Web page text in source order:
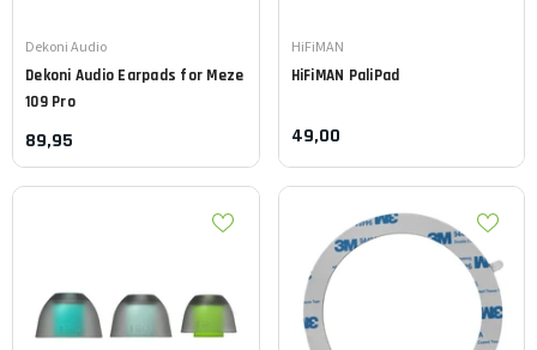
Leverancier:
Dekoni Audio
Dekoni Audio Earpads for Meze
109 Pro
89,95
Leverancier:
HiFiMAN
HiFiMAN PaliPad
49,00